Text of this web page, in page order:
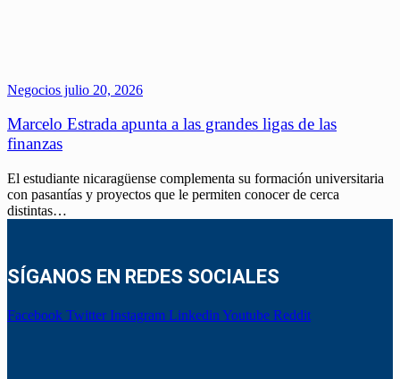
Negocios julio 20, 2026
Marcelo Estrada apunta a las grandes ligas de las
finanzas
El estudiante nicaragüense complementa su formación universitaria
con pasantías y proyectos que le permiten conocer de cerca
distintas…
SÍGANOS EN REDES SOCIALES
Facebook Twitter Instagram Linkedin Youtube Reddit